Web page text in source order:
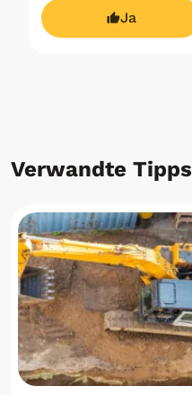
Ja
Verwandte Tipps